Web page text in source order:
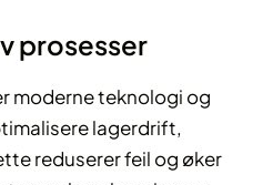
prosesser
moderne teknologi og
lagerdrift,
reduserer feil og øker